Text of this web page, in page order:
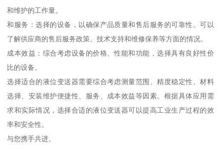
和维护的工作量。
和服务：选择的设备，以确保产品质量和售后服务的可靠性。可以
了解供应商的售后服务政策、技术支持和维修保养等方面的情况。
成本效益：综合考虑设备的价格、性能和功能，选择具有良好性价
比的设备。
选择适合的液位变送器需要综合考虑测量范围、精度稳定性、材料
选择、安装维护便捷性、服务、成本效益等因素。根据具体应用需
求和实际情况，选择合适的液位变送器可以提高工业生产过程的效
率和安全性。
与您携手共进。